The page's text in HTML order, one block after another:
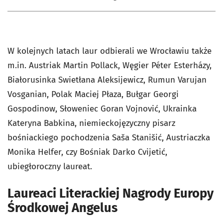
W kolejnych latach laur odbierali we Wrocławiu także
m.in. Austriak Martin Pollack, Węgier Péter Esterházy,
Białorusinka Swietłana Aleksijewicz, Rumun Varujan
Vosganian, Polak Maciej Płaza, Bułgar Georgi
Gospodinow, Słoweniec Goran Vojnović, Ukrainka
Kateryna Babkina, niemieckojęzyczny pisarz
bośniackiego pochodzenia Saša Stanišić, Austriaczka
Monika Helfer, czy Bośniak Darko Cvijetić,
ubiegłoroczny laureat.
Laureaci Literackiej Nagrody Europy
Środkowej Angelus